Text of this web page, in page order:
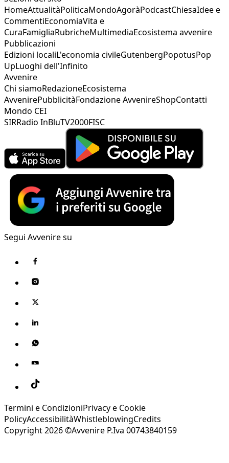
HomeAttualitàPoliticaMondoAgoràPodcastChiesaIdee e
CommentiEconomiaVita e
CuraFamigliaRubricheMultimediaEcosistema avvenire
Pubblicazioni
Edizioni localiL'economia civileGutenbergPopotusPop
UpLuoghi dell'Infinito
Avvenire
Chi siamoRedazioneEcosistema
AvvenirePubblicitàFondazione AvvenireShopContatti
Mondo CEI
SIRRadio InBluTV2000FISC
Segui Avvenire su
Termini e CondizioniPrivacy e Cookie
PolicyAccessibilitàWhistleblowingCredits
Copyright 2026 ©Avvenire P.Iva 00743840159